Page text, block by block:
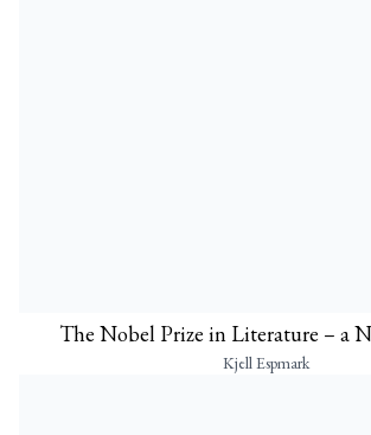
The Nobel Prize in Literature – a
Kjell Espmark